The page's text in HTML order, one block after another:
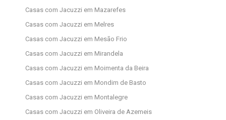
Casas com Jacuzzi em Mazarefes
Casas com Jacuzzi em Melres
Casas com Jacuzzi em Mesão Frio
Casas com Jacuzzi em Mirandela
Casas com Jacuzzi em Moimenta da Beira
Casas com Jacuzzi em Mondim de Basto
Casas com Jacuzzi em Montalegre
Casas com Jacuzzi em Oliveira de Azemeis